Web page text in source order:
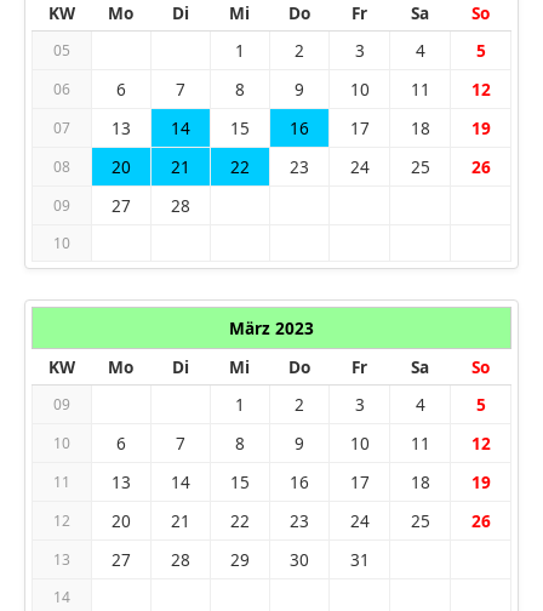
KW
Mo Di Mi Do Fr Sa So
05 1 2 3 4 5
06 6 7 8 9 10 11 12
07 13 14 15 16 17 18 19
08 20 21 22 23 24 25 26
09 27 28
10
März 2023
KW
Mo Di Mi Do Fr Sa So
09 1 2 3 4 5
10 6 7 8 9 10 11 12
11 13 14 15 16 17 18 19
12 20 21 22 23 24 25 26
13 27 28 29 30 31
14